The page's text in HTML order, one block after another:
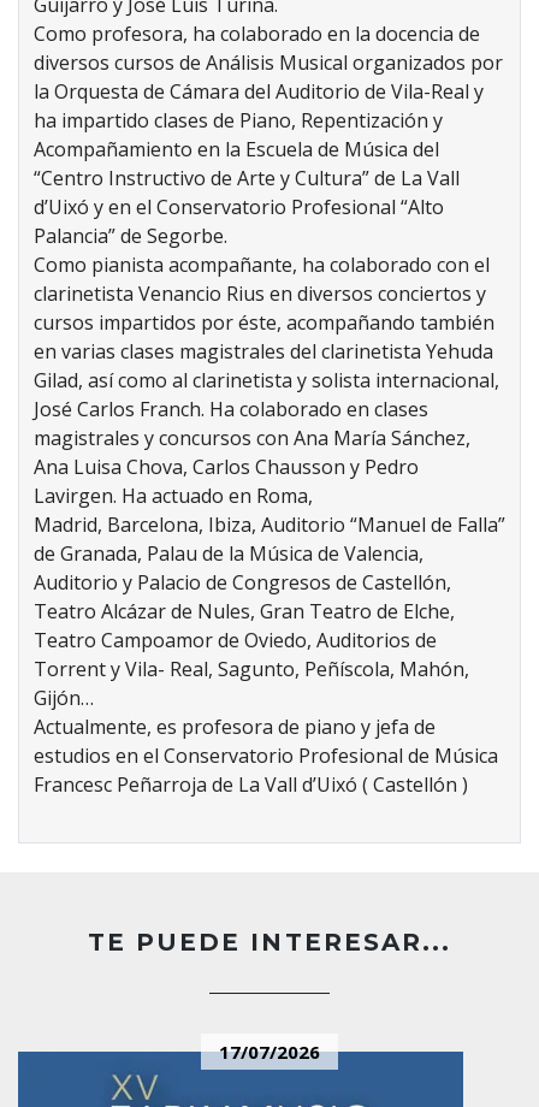
Como profesora, ha colaborado en la docencia de
diversos cursos de Análisis Musical organizados por
la Orquesta de Cámara del Auditorio de Vila-Real y
ha impartido clases de Piano, Repentización y
Acompañamiento en la Escuela de Música del
“Centro Instructivo de Arte y Cultura” de La Vall
d’Uixó y en el Conservatorio Profesional “Alto
Palancia” de Segorbe.
Como pianista acompañante, ha colaborado con el
clarinetista Venancio Rius en diversos conciertos y
cursos impartidos por éste, acompañando también
en varias clases magistrales del clarinetista Yehuda
Gilad, así como al clarinetista y solista internacional,
José Carlos Franch. Ha colaborado en clases
magistrales y concursos con Ana María Sánchez,
Ana Luisa Chova, Carlos Chausson y Pedro
Lavirgen. Ha actuado en Roma,
Madrid, Barcelona, Ibiza, Auditorio “Manuel de Falla”
de Granada, Palau de la Música de Valencia,
Auditorio y Palacio de Congresos de Castellón,
Teatro Alcázar de Nules, Gran Teatro de Elche,
Teatro Campoamor de Oviedo, Auditorios de
Torrent y Vila- Real, Sagunto, Peñíscola, Mahón,
Gijón…
Actualmente, es profesora de piano y jefa de
estudios en el Conservatorio Profesional de Música
Francesc Peñarroja de La Vall d’Uixó ( Castellón )
TE PUEDE INTERESAR...
17/07/2026